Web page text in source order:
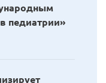
педиатрии»